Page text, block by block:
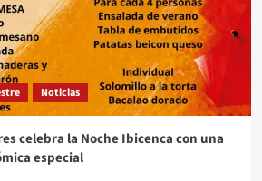
Noticias
celebra la Noche Ibicenca con una
especial